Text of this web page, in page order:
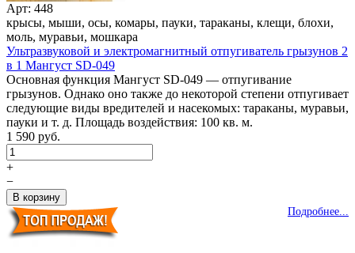
Арт: 448
крысы, мыши, осы, комары, пауки, тараканы, клещи, блохи,
моль, муравьи, мошкара
Ультразвуковой и электромагнитный отпугиватель грызунов 2
в 1 Мангуст SD-049
Основная функция Мангуст SD-049 — отпугивание
грызунов. Однако оно также до некоторой степени отпугивает
следующие виды вредителей и насекомых: тараканы, муравьи,
пауки и т. д. Площадь воздействия: 100 кв. м.
1 590 руб.
+
−
Подробнее...